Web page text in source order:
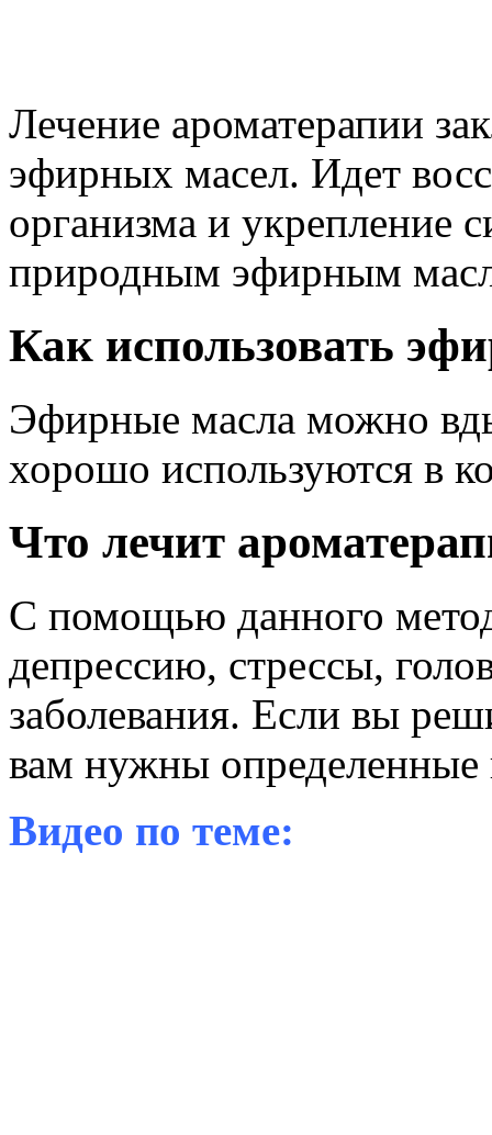
Лечение ароматерапии
эфирных масел. Идет
организма и укрепление
природным эфирным
Как использовать
Эфирные масла можно
хорошо используются в
Что лечит
С помощью данного
депрессию, стрессы,
заболевания. Если вы
вам нужны
Видео по теме: